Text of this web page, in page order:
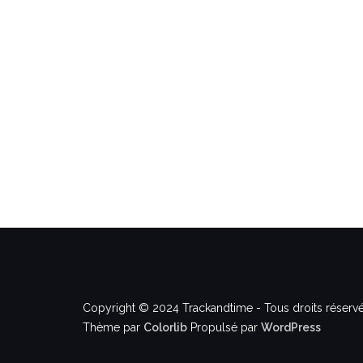
Copyright © 2024 Trackandtime - Tous droits
Thème par Colorlib Propulsé par WordPress